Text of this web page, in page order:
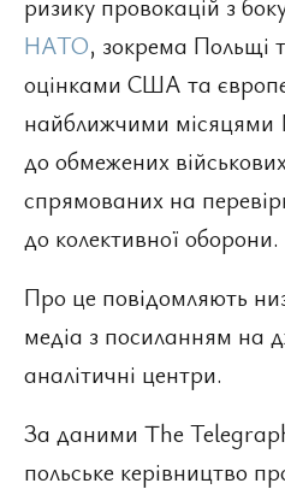
НАТО, зокрема Польщі
оцінками США та
найближчими
до обмежених
спрямованих на
до колективної оборони.
Про це повідомляють
медіа з посиланням на
аналітичні центри.
За даними The
польське керівництво